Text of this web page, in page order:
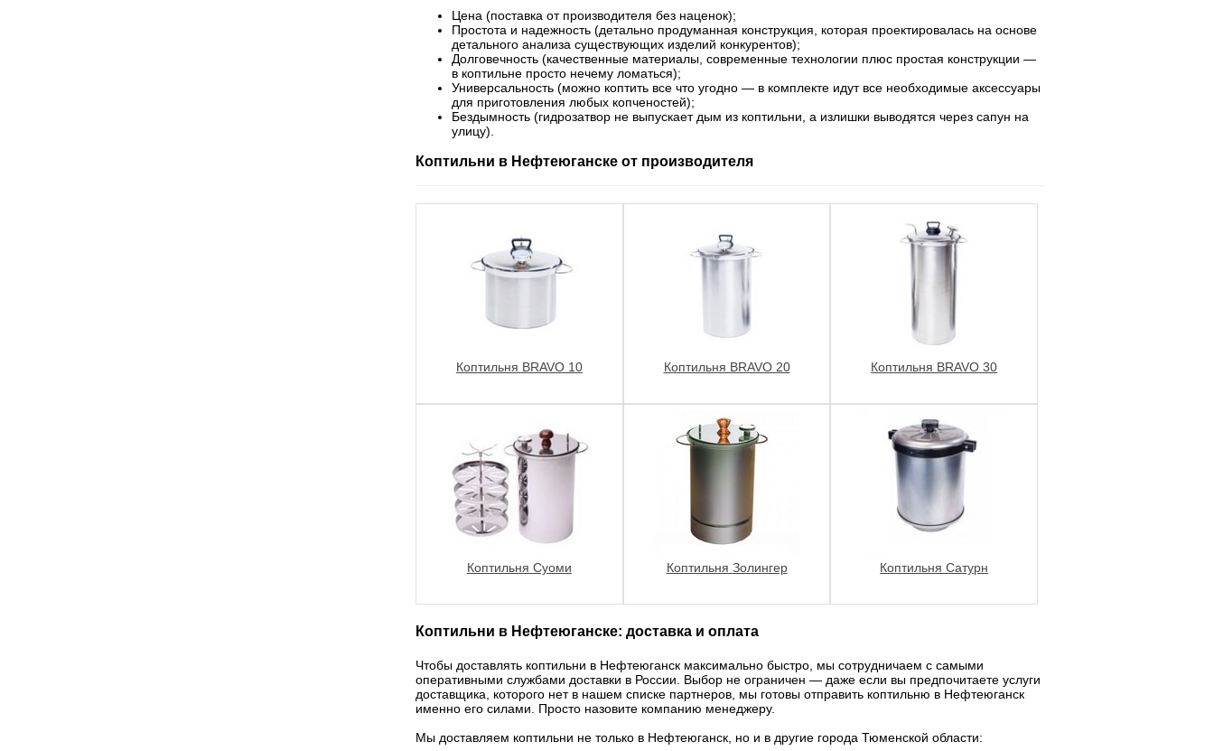
Цена (поставка от производителя без наценок);
Простота и надежность (детально продуманная конструкция, которая проектировалась на основе
детального анализа существующих изделий конкурентов);
Долговечность (качественные материалы, современные технологии плюс простая конструкции —
в коптильне просто нечему ломаться);
Универсальность (можно коптить все что угодно — в комплекте идут все необходимые аксессуары
для приготовления любых копченостей);
Бездымность (гидрозатвор не выпускает дым из коптильни, а излишки выводятся через сапун на
улицу).
Коптильни в Нефтеюганске от производителя
Коптильня BRAVO 10 Коптильня BRAVO 20 Коптильня BRAVO 30
Коптильня Суоми Коптильня Золингер Коптильня Сатурн
Коптильни в Нефтеюганске: доставка и оплата
Чтобы доставлять коптильни в Нефтеюганск максимально быстро, мы сотрудничаем с самыми
оперативными службами доставки в России. Выбор не ограничен — даже если вы предпочитаете услуги
доставщика, которого нет в нашем списке партнеров, мы готовы отправить коптильню в Нефтеюганск
именно его силами. Просто назовите компанию менеджеру.
Мы доставляем коптильни не только в Нефтеюганск, но и в другие города Тюменской области: